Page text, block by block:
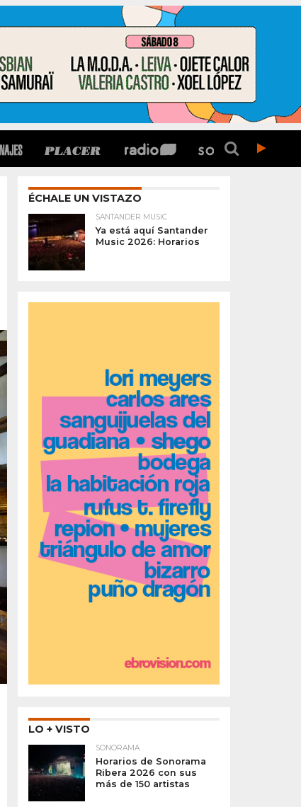
ÉCHALE UN VISTAZO
SANTANDER MUSIC
Ya está aquí Santander
Music 2026: Horarios
LO + VISTO
SONORAMA
Horarios de Sonorama
Ribera 2026 con sus
más de 150 artistas